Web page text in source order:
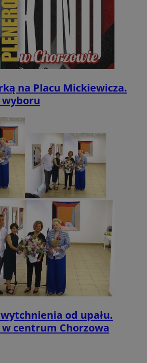
na Placu Mickiewicza.
od upału.
centrum Chorzowa